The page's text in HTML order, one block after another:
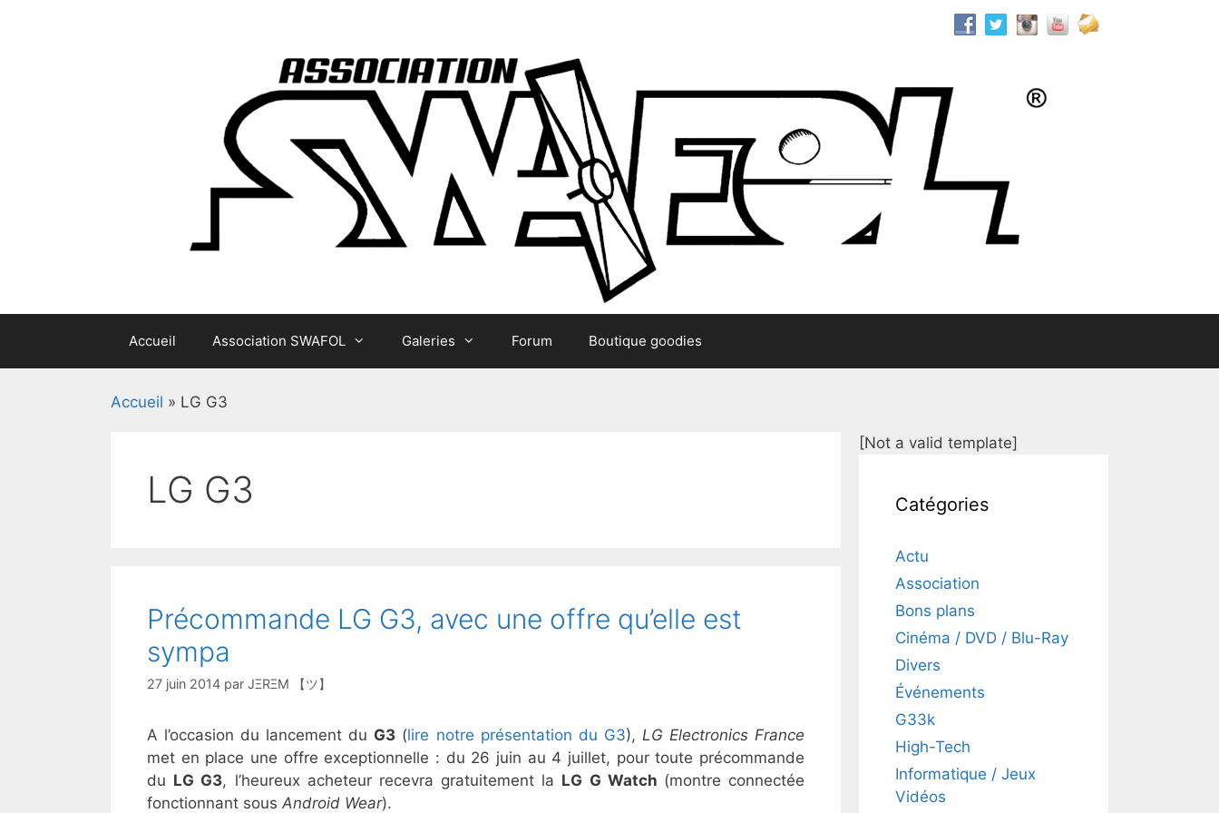
Accueil Association SWAFOL Galeries Forum Boutique goodies
Accueil » LG G3
LG G3
Précommande LG G3, avec une offre qu’elle est
sympa
27 juin 2014 par JΞRΞM 【ツ】
A l’occasion du lancement du G3 (lire notre présentation du G3), LG Electronics France
met en place une offre exceptionnelle : du 26 juin au 4 juillet, pour toute précommande
du LG G3, l’heureux acheteur recevra gratuitement la LG G Watch (montre connectée
fonctionnant sous Android Wear).
[Not a valid template]
Catégories
Actu
Association
Bons plans
Cinéma / DVD / Blu-Ray
Divers
Événements
G33k
High-Tech
Informatique / Jeux
Vidéos